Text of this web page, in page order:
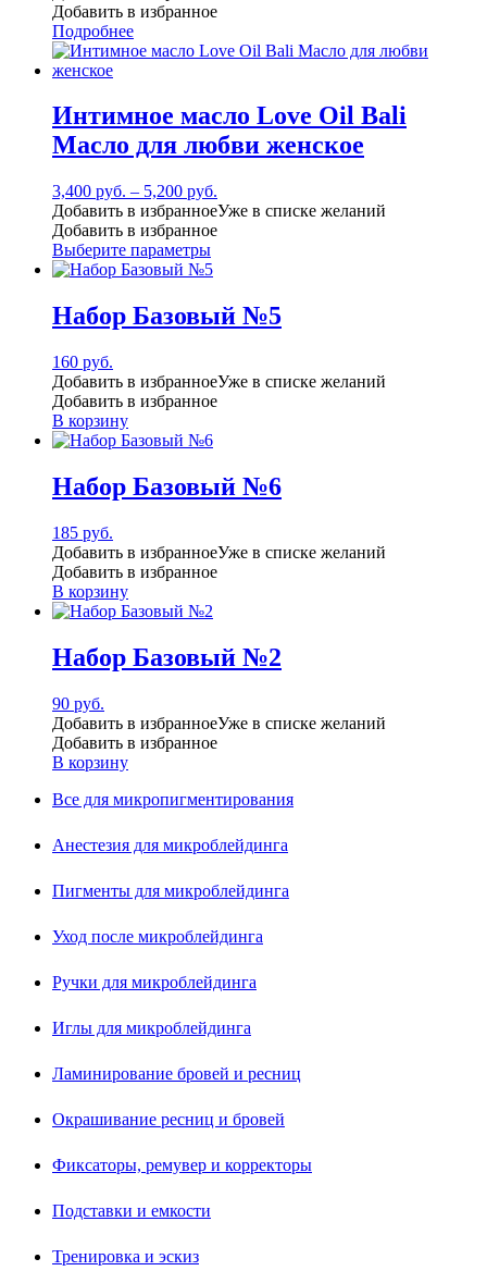
Добавить в избранное
Подробнее
Интимное масло Love Oil Bali
Масло для любви женское
3,400 руб. – 5,200 руб.
Добавить в избранноеУже в списке желаний
Добавить в избранное
Выберите параметры
Набор Базовый №5
160 руб.
Добавить в избранноеУже в списке желаний
Добавить в избранное
В корзину
Набор Базовый №6
185 руб.
Добавить в избранноеУже в списке желаний
Добавить в избранное
В корзину
Набор Базовый №2
90 руб.
Добавить в избранноеУже в списке желаний
Добавить в избранное
В корзину
Все для микропигментирования
Анестезия для микроблейдинга
Пигменты для микроблейдинга
Уход после микроблейдинга
Ручки для микроблейдинга
Иглы для микроблейдинга
Ламинирование бровей и ресниц
Окрашивание ресниц и бровей
Фиксаторы, ремувер и корректоры
Подставки и емкости
Тренировка и эскиз